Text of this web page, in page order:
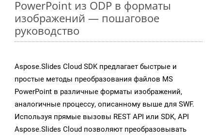
PowerPoint из ODP в форматы
изображений — пошаговое
руководство
Aspose.Slides Cloud SDK предлагает быстрые и
простые методы преобразования файлов MS
PowerPoint в различные форматы изображений,
аналогичные процессу, описанному выше для SWF.
Используя прямые вызовы REST API или SDK, API
Aspose.Slides Cloud позволяют преобразовывать